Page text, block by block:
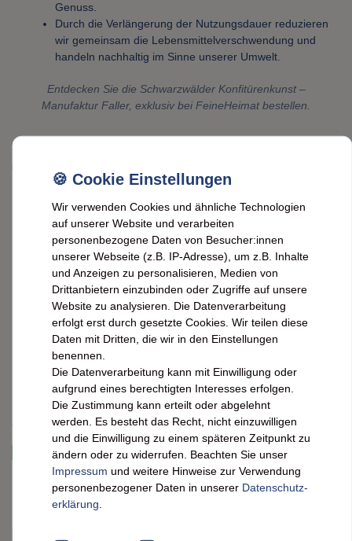
Genuss.
Durch die Verlängerung der Nutzungsdauer reduzieren
wir gemeinsam die Lebensmittelverschwendung und
handeln nachhaltig im Sinne unserer Umwelt.
Entdecken Sie die Schwarzwälder Konfitürenkunst –
Manufaktur Faller, exklusiv bei FeineHeimat bestellen.
Faller Himbeer-Konfitüre extra
mit Himbeergeist:
Hausgemachter Genuss 330g
Genießen Sie Faller Himbeer-Konfitüre mit Schladerer
Himbeergeist: handgemacht im Schwarzwald, intensiver
Geschmack, 60% Frucht. Perfekt für jeden Genießer.
6,79 EUR*
0,33kg
Grundpreis20,58 € / kg
sofort versandfertig. Lieferzeit ca. 2 Werktage
Artikelnummer:7006122
Wir verwenden Cookies und ähnliche Technologien
auf unserer Website und verarbeiten
personenbezogene Daten von Besucher:innen
unserer Webseite (z.B. IP-Adresse), um z.B. Inhalte
und Anzeigen zu personalisieren, Medien von
Drittanbietern einzubinden oder Zugriffe auf unsere
Website zu analysieren. Die Datenverarbeitung
erfolgt erst durch gesetzte Cookies. Wir teilen diese
Daten mit Dritten, die wir in den Einstellungen
benennen.
Die Datenverarbeitung kann mit Einwilligung oder
aufgrund eines berechtigten Interesses erfolgen.
Die Zustimmung kann erteilt oder abgelehnt
werden. Es besteht das Recht, nicht einzuwilligen
und die Einwilligung zu einem späteren Zeitpunkt zu
ändern oder zu widerrufen. Beachten Sie unser
Impressum und weitere Hinweise zur Verwendung
personenbezogener Daten in unserer Daten­schutz­
erklärung